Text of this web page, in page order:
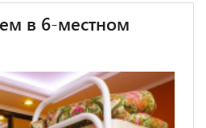
в 6-местном